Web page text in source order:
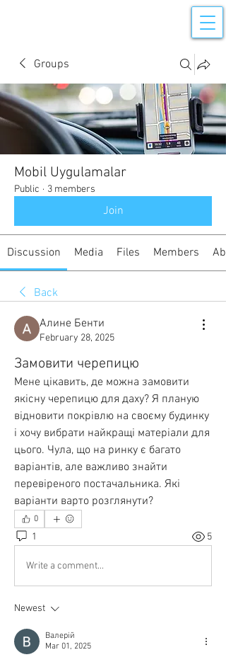
Groups
Mobil Uygulamalar
Public · 3 members
Join
Discussion Media Files Members
Back
Алине Бенти
February 28, 2025
Замовити черепицю
Мене цікавить, де можна замовити
якісну черепицю для даху? Я планую
відновити покрівлю на своєму будинку
і хочу вибрати найкращі матеріали для
цього. Чула, що на ринку є багато
варіантів, але важливо знайти
перевіреного постачальника. Які
варіанти варто розглянути?
0
1 5
Write a comment...
Newest
Валерій
Mar 01, 2025